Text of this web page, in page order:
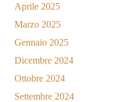
Aprile 2025
Marzo 2025
Gennaio 2025
Dicembre 2024
Ottobre 2024
Settembre 2024